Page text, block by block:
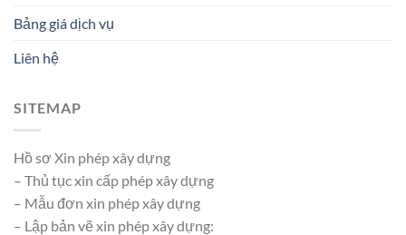
Bảng giá dịch vụ
Liên hệ
SITEMAP
Hồ sơ Xin phép xây dựng
– Thủ tục xin cấp phép xây dựng
– Mẫu đơn xin phép xây dựng
– Lập bản vẽ xin phép xây dựng: